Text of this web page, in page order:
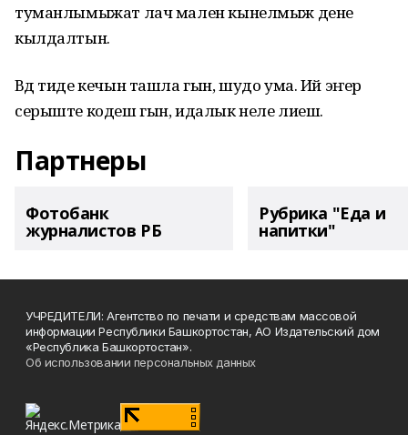
туманлымыжат лач мален кынелмыж дене
кылдалтын.
Вӱд тиде кечын ташла гын, шудо ума. Ий эҥер
серыште кодеш гын, идалык неле лиеш.
Партнеры
Фотобанк
журналистов РБ
Рубрика "Еда и
напитки"
УЧРЕДИТЕЛИ: Агентство по печати и средствам массовой
информации Республики Башкортостан, АО Издательский дом
«Республика Башкортостан».
Об использовании персональных данных